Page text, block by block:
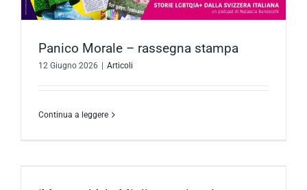
Panico Morale – rassegna stampa
12 Giugno 2026 Articoli
Continua a leggere